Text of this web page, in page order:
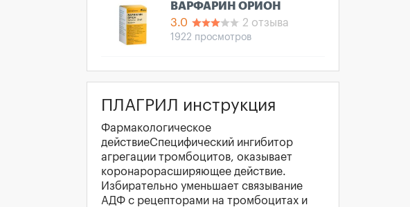
ВАРФАРИН ОРИОН
3.0
2 отзыва
1922 просмотров
ПЛАГРИЛ инструкция
Фармакологическое
действиеСпецифический ингибитор
агрегации тромбоцитов, оказывает
коронарорасширяющее действие.
Избирательно уменьшает связывание
АДФ с рецепторами на тромбоцитах и